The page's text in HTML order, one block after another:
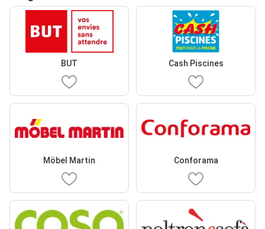
BUT Cash Piscines
Möbel Martin Conforama